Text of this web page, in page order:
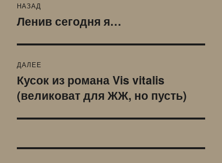
по
НАЗАД
Предыдущая
Ленив сегодня я…
ДАЛЕЕ
Следующая
запись:
Кусок из романа Vis vitalis
(великоват для ЖЖ, но пусть)